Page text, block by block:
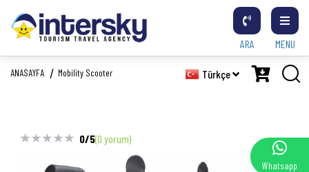
MENU
ARA
Türkçe
ANASAYFA Mobility Scooter
0/5(0 yorum)
Whatsapp